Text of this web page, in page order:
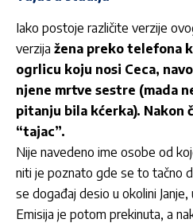
Iako postoje različite verzije
verzija žena preko telefona
ogrlicu koju nosi Ceca,
njene mrtve sestre (mada
pitanju bila kćerka). Nakon
“tajac”.
Nije navedeno ime osobe od
niti je poznato gde se to tačno
se događaj desio u okolini Janje,
Emisija je potom prekinuta, a